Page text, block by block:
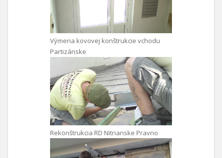
Výmena kovovej konštrukcie vchodu
Partizánske
Rekonštrukcia RD Nitrianske Pravno